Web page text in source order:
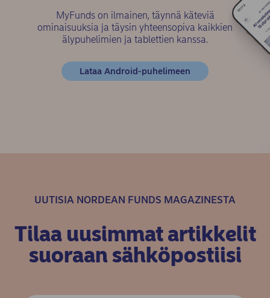
MyFunds on ilmainen, täynnä käteviä
ominaisuuksia ja täysin yhteensopiva kaikkien
älypuhelimien ja tablettien kanssa.
Lataa Android-puhelimeen (opens in new
UUTISIA NORDEAN FUNDS MAGAZINESTA
Tilaa uusimmat artikkelit
suoraan sähköpostiisi